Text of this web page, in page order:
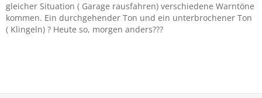
gleicher Situation ( Garage rausfahren) verschiedene Warntöne
kommen. Ein durchgehender Ton und ein unterbrochener Ton
( Klingeln) ? Heute so, morgen anders???